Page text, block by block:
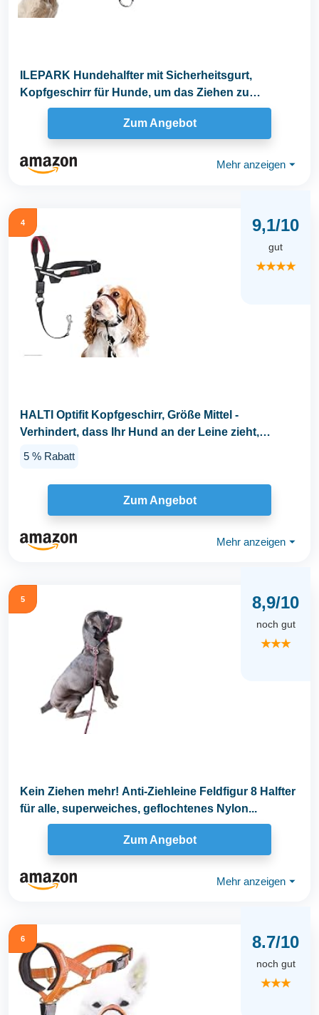
ILEPARK Hundehalfter mit Sicherheitsgurt,
Kopfgeschirr für Hunde, um das Ziehen zu
stoppen...
Zum Angebot
Mehr anzeigen ⏷
4 9,1/10
gut
★★★★
HALTI Optifit Kopfgeschirr, Größe Mittel -
Verhindert, dass Ihr Hund an der Leine zieht,
5 % Rabatt
Zum Angebot
Mehr anzeigen ⏷
5 8,9/10
noch gut
★★★
Kein Ziehen mehr! Anti-Ziehleine Feldfigur 8 Halfter
für alle, superweiches, geflochtenes Nylon...
Zum Angebot
Mehr anzeigen ⏷
6 8.7/10
noch gut
★★★